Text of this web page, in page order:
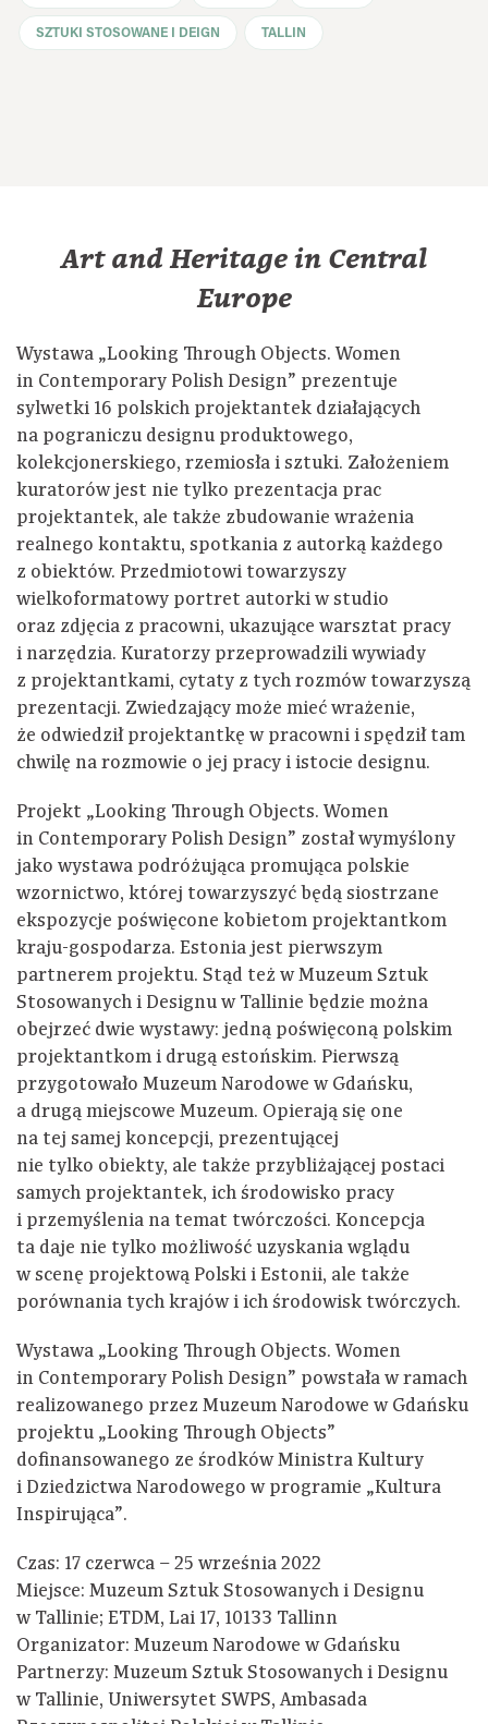
SZTUKI STOSOWANE I DEIGN TALLIN
Art and Heritage in Central
Europe
Wystawa „Looking Through Objects. Women
in Contemporary Polish Design” prezentuje
sylwetki 16 polskich projektantek działających
na pograniczu designu produktowego,
kolekcjonerskiego, rzemiosła i sztuki. Założeniem
kuratorów jest nie tylko prezentacja prac
projektantek, ale także zbudowanie wrażenia
realnego kontaktu, spotkania z autorką każdego
z obiektów. Przedmiotowi towarzyszy
wielkoformatowy portret autorki w studio
oraz zdjęcia z pracowni, ukazujące warsztat pracy
i narzędzia. Kuratorzy przeprowadzili wywiady
z projektantkami, cytaty z tych rozmów towarzyszą
prezentacji. Zwiedzający może mieć wrażenie,
że odwiedził projektantkę w pracowni i spędził tam
chwilę na rozmowie o jej pracy i istocie designu.
Projekt „Looking Through Objects. Women
in Contemporary Polish Design” został wymyślony
jako wystawa podróżująca promująca polskie
wzornictwo, której towarzyszyć będą siostrzane
ekspozycje poświęcone kobietom projektantkom
kraju-gospodarza. Estonia jest pierwszym
partnerem projektu. Stąd też w Muzeum Sztuk
Stosowanych i Designu w Tallinie będzie można
obejrzeć dwie wystawy: jedną poświęconą polskim
projektantkom i drugą estońskim. Pierwszą
przygotowało Muzeum Narodowe w Gdańsku,
a drugą miejscowe Muzeum. Opierają się one
na tej samej koncepcji, prezentującej
nie tylko obiekty, ale także przybliżającej postaci
samych projektantek, ich środowisko pracy
i przemyślenia na temat twórczości. Koncepcja
ta daje nie tylko możliwość uzyskania wglądu
w scenę projektową Polski i Estonii, ale także
porównania tych krajów i ich środowisk twórczych.
Wystawa „Looking Through Objects. Women
in Contemporary Polish Design” powstała w ramach
realizowanego przez Muzeum Narodowe w Gdańsku
projektu „Looking Through Objects”
dofinansowanego ze środków Ministra Kultury
i Dziedzictwa Narodowego w programie „Kultura
Inspirująca”.
Czas: 17 czerwca – 25 września 2022
Miejsce: Muzeum Sztuk Stosowanych i Designu
w Tallinie; ETDM, Lai 17, 10133 Tallinn
Organizator: Muzeum Narodowe w Gdańsku
Partnerzy: Muzeum Sztuk Stosowanych i Designu
w Tallinie, Uniwersytet SWPS, Ambasada